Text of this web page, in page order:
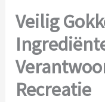
Veilig
Recreatie